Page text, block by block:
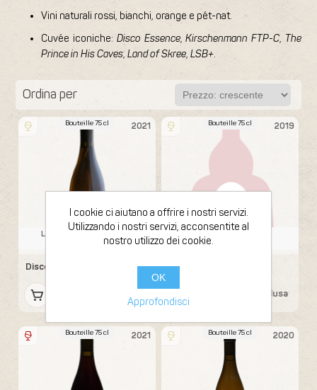
Vini naturali rossi, bianchi, orange e pét-nat.
Cuvée iconiche: Disco Essence,Kirschenmann FTP-C, The
Prince in His Caves,Land of Skree,LSB+.
Ordina per
2021
Bouteille 75 cl
Los Angeles River Wine
Disco Essence
2019
Bouteille 75 cl
Company
Kirschenmann FTP-C
52,36 € IVA inclusa
2021
Bouteille 75 cl 2020
Bouteille 75 cl
I cookie ci aiutano a offrire i nostri servizi.
Utilizzando i nostri servizi, acconsentite al
nostro utilizzo dei cookie.
OK
Approfondisci